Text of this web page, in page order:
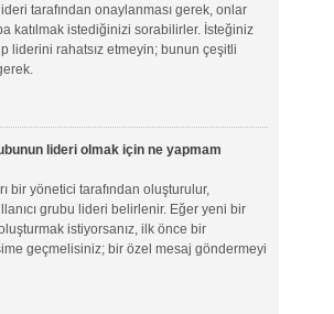
tarafından onaylanması gerek, onlar
katılmak istediğinizi sorabilirler. İsteğiniz
liderini rahatsız etmeyin; bunun çeşitli
lideri olmak için ne yapmam
bir yönetici tarafından oluşturulur,
grubu lideri belirlenir. Eğer yeni bir
istiyorsanız, ilk önce bir
geçmelisiniz; bir özel mesaj göndermeyi